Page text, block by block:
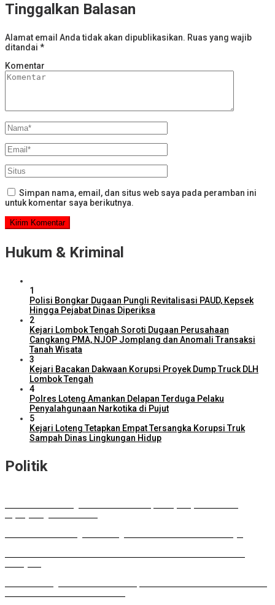
Tinggalkan Balasan
Alamat email Anda tidak akan dipublikasikan. Ruas yang wajib
ditandai *
Komentar
Simpan nama, email, dan situs web saya pada peramban ini
untuk komentar saya berikutnya.
Hukum & Kriminal
1
Polisi Bongkar Dugaan Pungli Revitalisasi PAUD, Kepsek
Hingga Pejabat Dinas Diperiksa
2
Kejari Lombok Tengah Soroti Dugaan Perusahaan
Cangkang PMA, NJOP Jomplang dan Anomali Transaksi
Tanah Wisata
3
Kejari Bacakan Dakwaan Korupsi Proyek Dump Truck DLH
Lombok Tengah
4
Polres Loteng Amankan Delapan Terduga Pelaku
Penyalahgunaan Narkotika di Pujut
5
Kejari Loteng Tetapkan Empat Tersangka Korupsi Truk
Sampah Dinas Lingkungan Hidup
Politik